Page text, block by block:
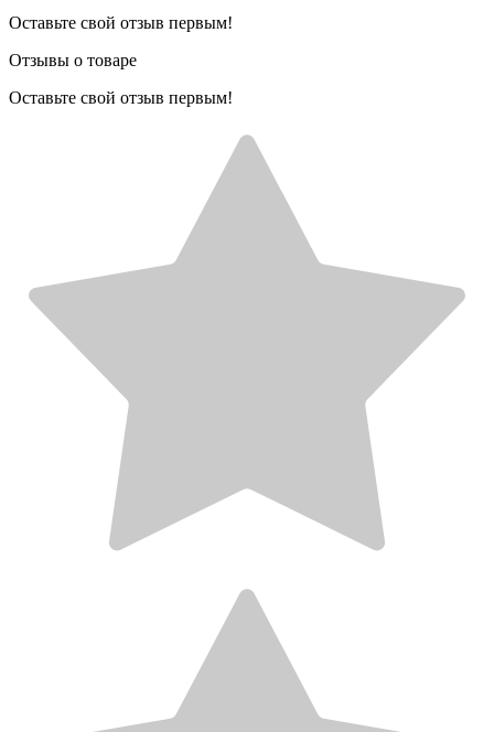
Оставьте свой отзыв первым!
Отзывы о товаре
Оставьте свой отзыв первым!